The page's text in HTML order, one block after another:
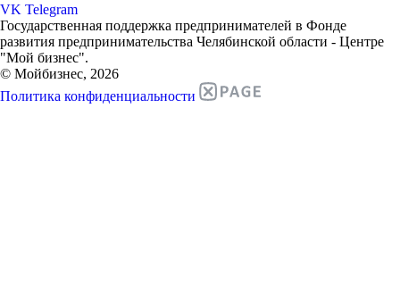
VK Telegram
Государственная поддержка предпринимателей в Фонде
развития предпринимательства Челябинской области - Центре
"Мой бизнес".
© Мойбизнес, 2026
Политика конфиденциальности